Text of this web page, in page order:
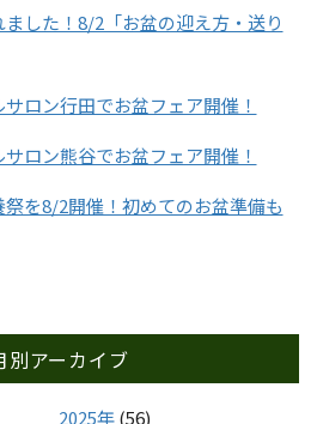
した！8/2「お盆の迎え方・送り
ロン行田でお盆フェア開催！
ロン熊谷でお盆フェア開催！
を8/2開催！初めてのお盆準備も
別アーカイブ
2025年(56)